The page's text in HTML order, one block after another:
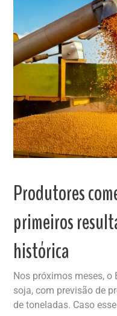
Produtores
primeiros
histórica
Nos próximos meses,
soja, com previsão de
de toneladas. Caso